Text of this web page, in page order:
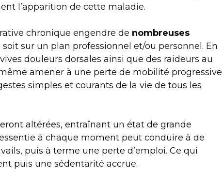
l’apparition de cette maladie.
chronique engendre de nombreuses
soit sur un plan professionnel et/ou personnel. En
douleurs dorsales ainsi que des raideurs au
amener à une perte de mobilité progressive
simples et courants de la vie de tous les
altérées, entraînant un état de grande
à chaque moment peut conduire à de
puis à terme une perte d’emploi. Ce qui
puis une sédentarité accrue.